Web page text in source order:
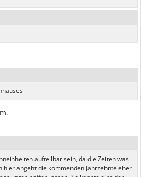
aufteilbar sein, da die Zeiten was
angeht die kommenden Jahrzehnte eher